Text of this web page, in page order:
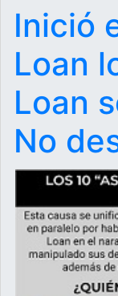
Inició
Loan
Loan
No